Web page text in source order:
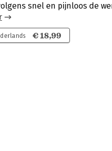
snel en pijnloos de
€ 18,99